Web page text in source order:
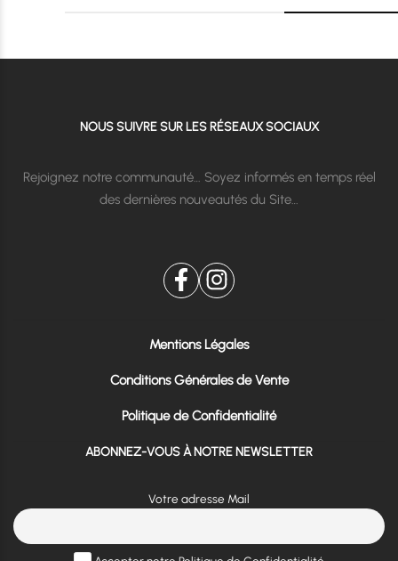
NOUS SUIVRE SUR LES RÉSEAUX SOCIAUX
Rejoignez notre communauté… Soyez informés en temps réel
des dernières nouveautés du Site…
Mentions Légales
Conditions Générales de Vente
Politique de Confidentialité
ABONNEZ-VOUS À NOTRE NEWSLETTER
Votre adresse Mail